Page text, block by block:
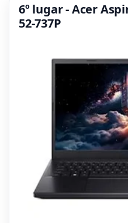
6º lugar - Acer
52-737P